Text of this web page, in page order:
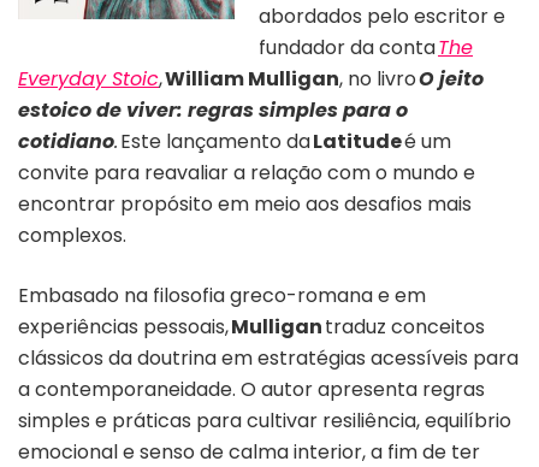
abordados pelo escritor e
fundador da contaThe
Everyday Stoic,William Mulligan, no livroO jeito
estoico de viver: regras simples para o
cotidiano.Este lançamento daLatitudeé um
convite para reavaliar a relação com o mundo e
encontrar propósito em meio aos desafios mais
complexos.
Embasado na filosofia greco-romana e em
experiências pessoais,Mulligantraduz conceitos
clássicos da doutrina em estratégias acessíveis para
a contemporaneidade. O autor apresenta regras
simples e práticas para cultivar resiliência, equilíbrio
emocional e senso de calma interior, a fim de ter